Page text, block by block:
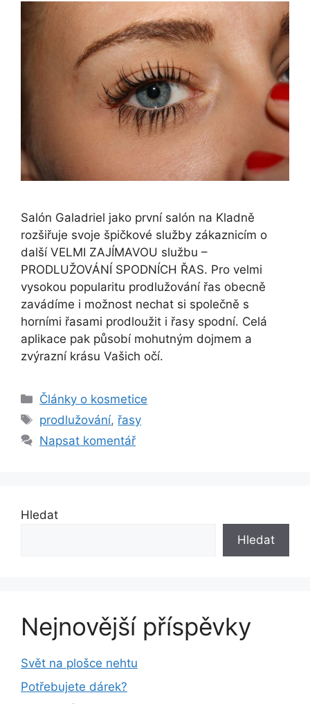
Salón Galadriel jako první salón na Kladně
rozšiřuje svoje špičkové služby zákaznicím o
další VELMI ZAJÍMAVOU službu –
PRODLUŽOVÁNÍ SPODNÍCH ŘAS. Pro velmi
vysokou popularitu prodlužování řas obecně
zavádíme i možnost nechat si společně s
horními řasami prodloužit i řasy spodní. Celá
aplikace pak působí mohutným dojmem a
zvýrazní krásu Vašich očí.
Rubriky
Články o kosmetice
Štítky
prodlužování, řasy
Napsat komentář
Hledat
Hledat
Nejnovější příspěvky
Svět na plošce nehtu
Potřebujete dárek?